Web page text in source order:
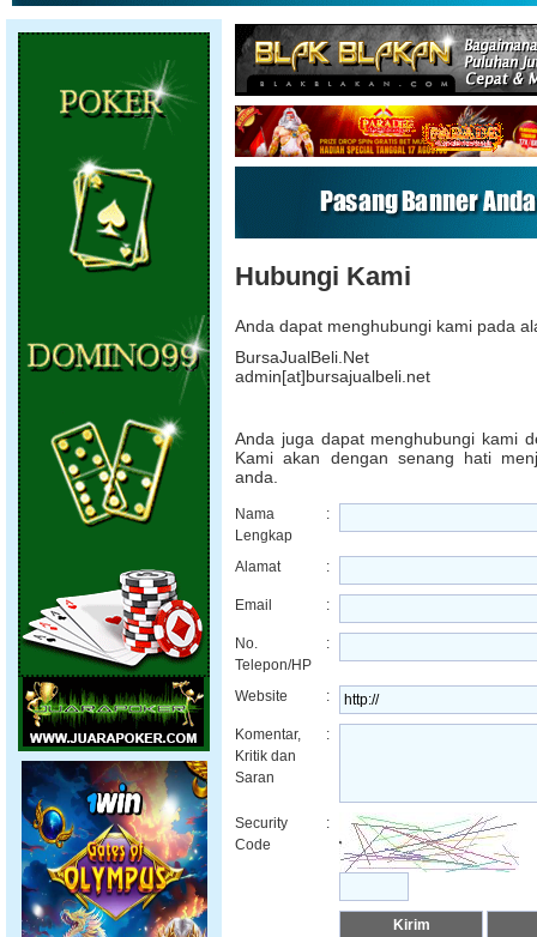
Hubungi Kami
Anda dapat menghubungi kami pada
BursaJualBeli.Net
admin[at]bursajualbeli.net
Anda juga dapat menghubungi kami
Kami akan dengan senang hati
anda.
Nama
Lengkap
:
Alamat :
Email :
No.
Telepon/HP
:
Website :
Komentar,
Kritik dan
Saran
:
Security
Code
: